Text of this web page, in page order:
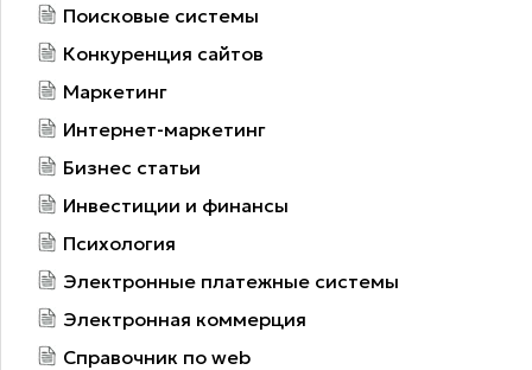
Поисковые системы
Конкуренция сайтов
Маркетинг
Интернет-маркетинг
Бизнес статьи
Инвестиции и финансы
Психология
Электронные платежные системы
Электронная коммерция
Справочник по web